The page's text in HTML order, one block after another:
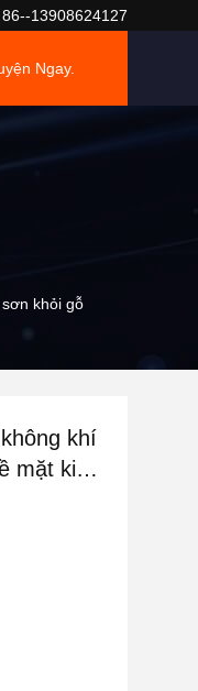
86--13908624127
Ngay.
khỏi gỗ
khí
mặt kim